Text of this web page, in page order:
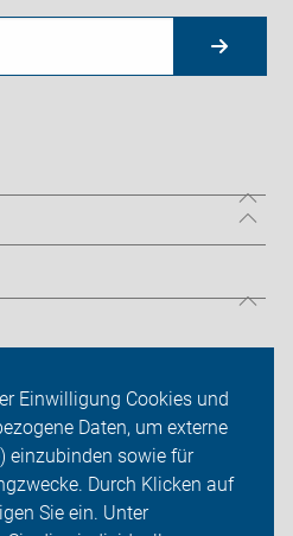
Einwilligung Cookies und
Daten, um externe
einzubinden sowie für
Durch Klicken auf
Sie ein. Unter